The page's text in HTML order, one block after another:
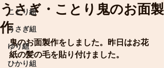
ことり組
うさぎ組
ゆり組
ひかり組
うさぎ・ことり鬼のお面製
作
鬼のお面製作をしました。昨日はお花
紙の髪の毛を貼り付けました。